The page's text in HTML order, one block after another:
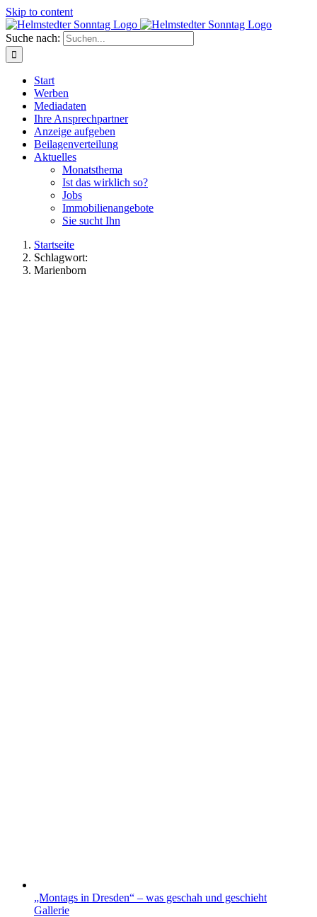
Skip to content
Suche nach:
Start
Werben
Mediadaten
Ihre Ansprechpartner
Anzeige aufgeben
Beilagenverteilung
Aktuelles
Monatsthema
Ist das wirklich so?
Jobs
Immobilienangebote
Sie sucht Ihn
Startseite
Schlagwort:
Marienborn
„Montags in Dresden“ – was geschah und geschieht
Gallerie